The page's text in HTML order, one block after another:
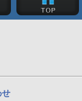
せ